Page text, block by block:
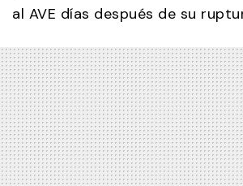
al AVE días después de su